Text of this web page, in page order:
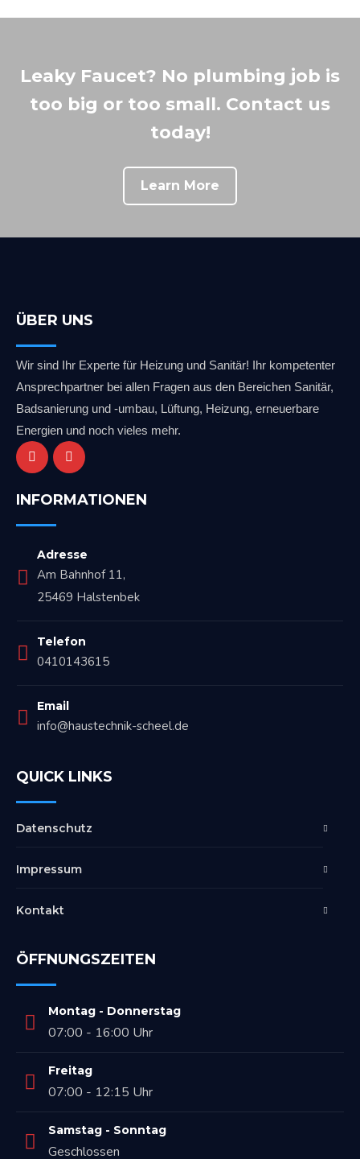
Leaky Faucet? No plumbing job is
too big or too small. Contact us
today!
Learn More
ÜBER UNS
Wir sind Ihr Experte für Heizung und Sanitär! Ihr kompetenter
Ansprechpartner bei allen Fragen aus den Bereichen Sanitär,
Badsanierung und -umbau, Lüftung, Heizung, erneuerbare
Energien und noch vieles mehr.
INFORMATIONEN
Adresse
Am Bahnhof 11,
25469 Halstenbek
Telefon
0410143615
Email
info@haustechnik-scheel.de
QUICK LINKS
Datenschutz
Impressum
Kontakt
ÖFFNUNGSZEITEN
Montag - Donnerstag
07:00 - 16:00 Uhr
Freitag
07:00 - 12:15 Uhr
Samstag - Sonntag
Geschlossen